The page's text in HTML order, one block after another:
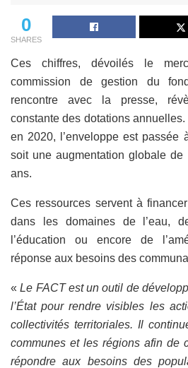
0
SHARES
Ces chiffres, dévoilés le
commission de gestion du
rencontre avec la presse,
constante des dotations
en 2020, l’enveloppe est passée
soit une augmentation globale
ans.
Ces ressources servent à
dans les domaines de l’eau,
l’éducation ou encore de
réponse aux besoins des
«Le FACT est un outil de
l’État pour rendre visibles les
collectivités territoriales. Il
communes et les régions afin de
répondre aux besoins des